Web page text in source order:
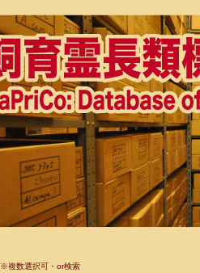
※複数選択可・or検索